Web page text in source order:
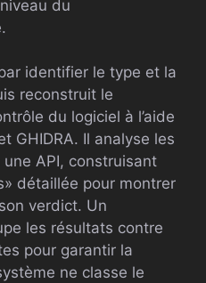
du
identifier le type et la
reconstruit le
du logiciel à l’aide
GHIDRA. Il analyse les
API, construisant
détaillée pour montrer
verdict. Un
les résultats contre
pour garantir la
ne classe le